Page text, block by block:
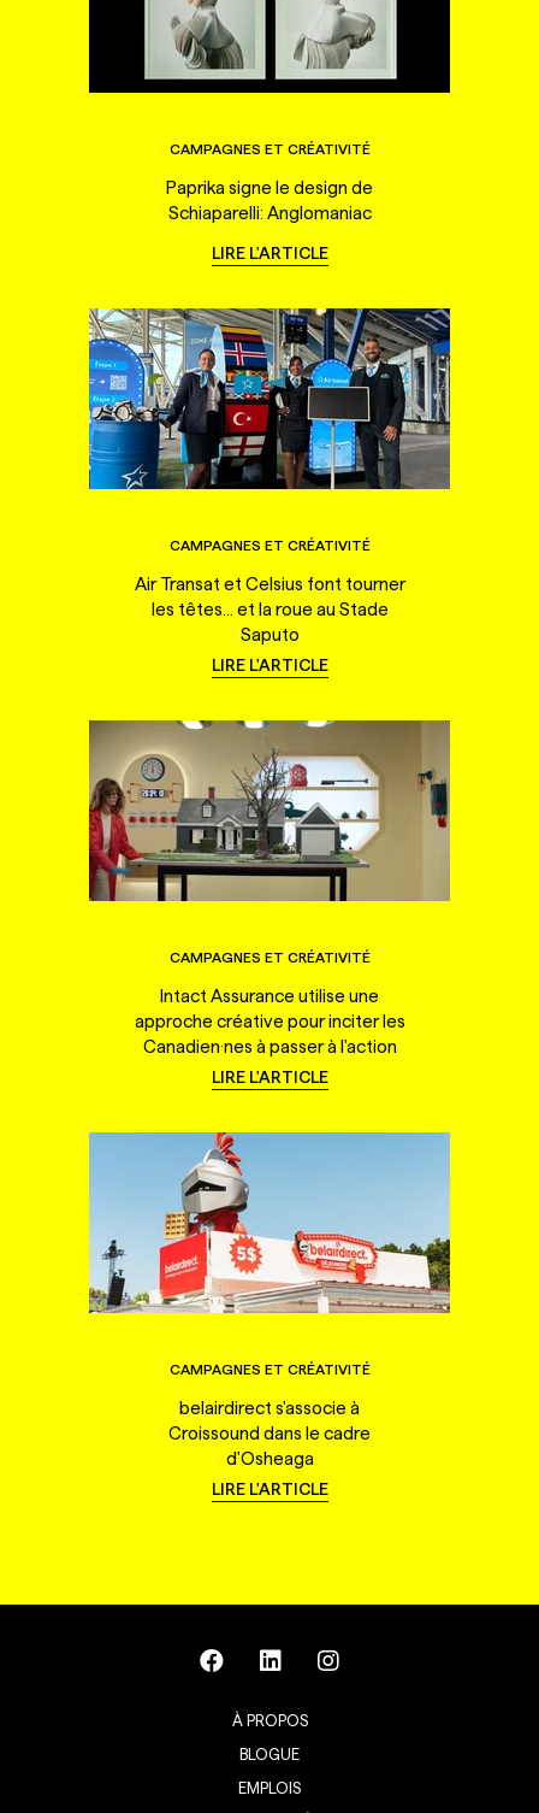
CAMPAGNES ET CRÉATIVITÉ
Paprika signe le design de
Schiaparelli: Anglomaniac
LIRE L'ARTICLE
CAMPAGNES ET CRÉATIVITÉ
Air Transat et Celsius font tourner
les têtes... et la roue au Stade
Saputo
LIRE L'ARTICLE
CAMPAGNES ET CRÉATIVITÉ
Intact Assurance utilise une
approche créative pour inciter les
Canadien·nes à passer à l'action
LIRE L'ARTICLE
CAMPAGNES ET CRÉATIVITÉ
belairdirect s'associe à
Croissound dans le cadre
d'Osheaga
LIRE L'ARTICLE
À PROPOS
BLOGUE
EMPLOIS